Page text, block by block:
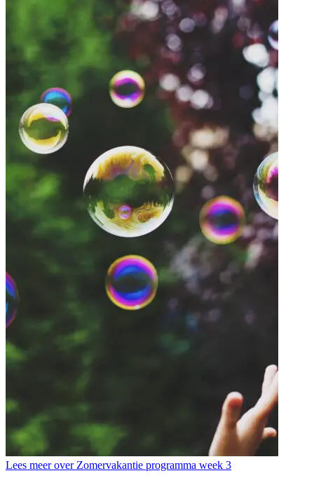
Lees meer over Zomervakantie programma week 3